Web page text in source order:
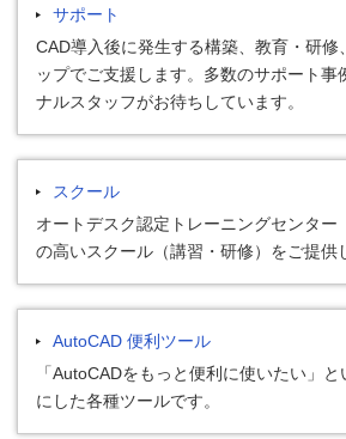
サポート
CAD導入後に発生する構築、教育・研修
ップでご支援します。多数のサポート事
ナルスタッフがお待ちしています。
スクール
オートデスク認定トレーニングセンター
の高いスクール（講習・研修）をご提供
AutoCAD 便利ツール
「AutoCADをもっと便利に使いたい」
にした各種ツールです。